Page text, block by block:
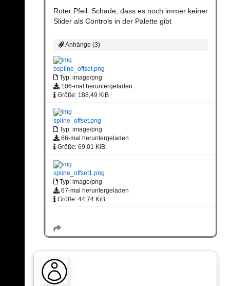
Roter Pfeil: Schade, dass es noch immer keiner
Slider als Controls in der Palette gibt
Anhänge (3)
bspline_offset.png
Typ: image/png
106-mal heruntergeladen
Größe: 188,49 KiB
spline_offset.png
Typ: image/png
66-mal heruntergeladen
Größe: 69,01 KiB
spline_offset1.png
Typ: image/png
67-mal heruntergeladen
Größe: 44,74 KiB